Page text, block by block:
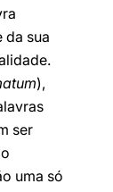
da sua
),
ser
uma só